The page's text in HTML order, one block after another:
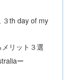
３th day of my
リット３選
ー